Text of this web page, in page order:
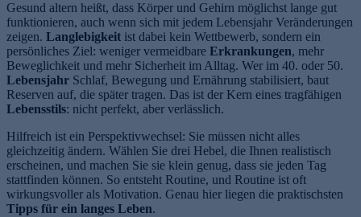
Gesund altern heißt, dass Körper und Gehirn möglichst lange gut
funktionieren, auch wenn sich mit jedem Lebensjahr Veränderungen
zeigen. Langlebigkeit ist dabei kein Wettbewerb, sondern ein
persönliches Ziel: weniger vermeidbare Erkrankungen, mehr
Beweglichkeit und mehr Sicherheit im Alltag. Wer im 40. oder 50.
Lebensjahr Schlaf, Bewegung und Ernährung stabilisiert, baut
Reserven auf, die später tragen. Das ist der Kern eines tragfähigen
Lebensstils: nicht perfekt, aber verlässlich.
Hilfreich ist ein Perspektivwechsel: Sie müssen nicht alles
gleichzeitig ändern. Wählen Sie drei Hebel, die Ihnen realistisch
erscheinen, und machen Sie sie klein genug, dass sie jeden Tag
stattfinden können. So entsteht Routine, und Routine ist oft
wirkungsvoller als Motivation. Genau hier liegen die praktischsten
Tipps für ein langes Leben.